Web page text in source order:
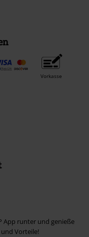
Vorkasse
App runter und genieße
Vorteile!